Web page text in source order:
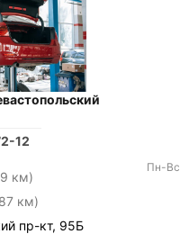
12
км)
км)
Пн-
пр-кт, 95Б